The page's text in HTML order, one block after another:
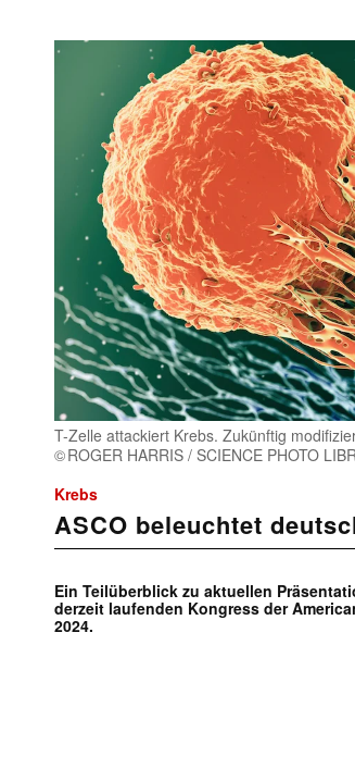
T-Zelle attackiert Krebs. Zukünftig
ROGER HARRIS / SCIENCE PHOTO
Krebs
ASCO beleuchtet
Ein Teilüberblick zu aktuellen
derzeit laufenden Kongress der
2024.